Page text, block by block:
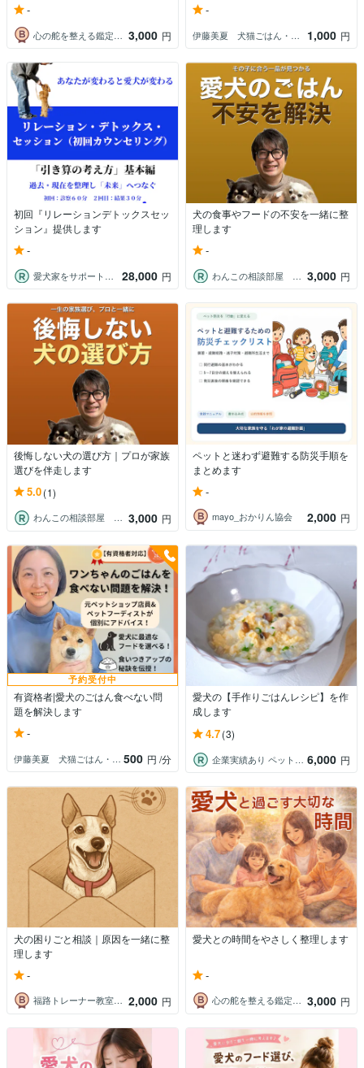
-
心の舵を整える鑑定師⭐️Sei 3,000 円
-
伊藤美夏 犬猫ごはん・お悩み相談 1,000 円
初回『リレーションデトックスセッ
ション』提供します
-
愛犬家をサポート／コーチ＆メモリアル動画 28,000 円
犬の食事やフードの不安を一緒に整
理します
-
わんこの相談部屋 酒井伸明 3,000 円
後悔しない犬の選び方｜プロが家族
選びを伴走します
5.0(1)
わんこの相談部屋 酒井伸明 3,000 円
ペットと迷わず避難する防災手順を
まとめます
-
mayo_おかりん協会 2,000 円
予約受付中
有資格者|愛犬のごはん食べない問
題を解決します
-
伊藤美夏 犬猫ごはん・お悩み相談 500 円 /分
愛犬の【手作りごはんレシピ】を作
成します
4.7(3)
企業実績あり ペット栄養管理士 6,000 円
犬の困りごと相談｜原因を一緒に整
理します
-
福路トレーナー教室｜ヒガシダ 2,000 円
愛犬との時間をやさしく整理します
-
心の舵を整える鑑定師⭐️Sei 3,000 円